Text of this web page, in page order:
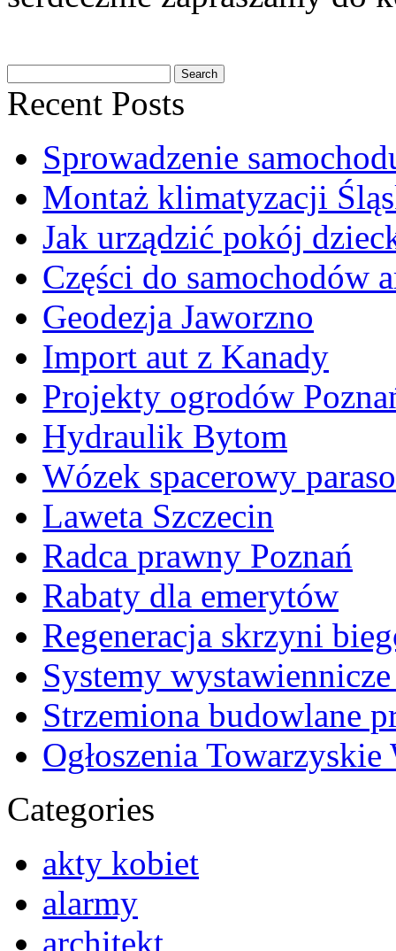
Recent Posts
Sprowadzenie
Montaż klimatyzacji
Jak urządzić pokój
Części do samochodów
Geodezja Jaworzno
Import aut z Kanady
Projekty ogrodów
Hydraulik Bytom
Wózek spacerowy
Laweta Szczecin
Radca prawny Poznań
Rabaty dla emerytów
Regeneracja skrzyni
Systemy
Strzemiona budowlane
Ogłoszenia Towarzyskie
Categories
akty kobiet
alarmy
architekt